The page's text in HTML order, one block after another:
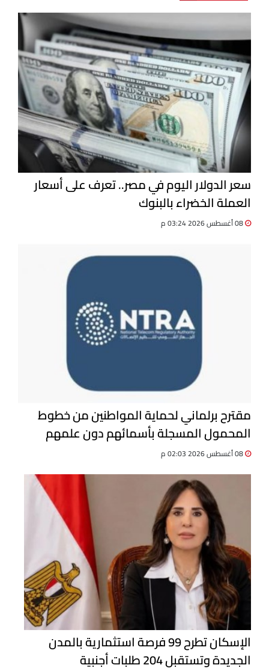
سعر الدولار اليوم في مصر.. تعرف على أسعار
العملة الخضراء بالبنوك
مقترح برلماني لحماية المواطنين من خطوط
المحمول المسجلة بأسمائهم دون علمهم
الإسكان تطرح 99 فرصة استثمارية بالمدن
الجديدة وتستقبل 204 طلبات أجنبية